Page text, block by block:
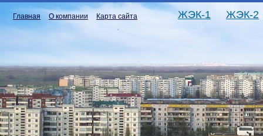
Главная О компании Карта сайта ЖЭК-1 ЖЭК-2